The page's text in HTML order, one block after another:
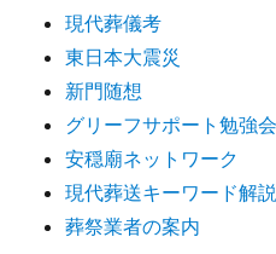
現代葬儀考
東日本大震災
新門随想
グリーフサポート勉強会
安穏廟ネットワーク
現代葬送キーワード解説
葬祭業者の案内